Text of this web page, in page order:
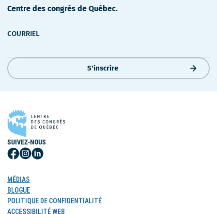
Centre des congrès de Québec.
COURRIEL
S'inscrire
SUIVEZ-NOUS
Suivez-
sur
Facebook
Suivez-
Instagram
Suivez-
MÉDIAS
BLOGUE
POLITIQUE DE CONFIDENTIALITÉ
ACCESSIBILITÉ WEB